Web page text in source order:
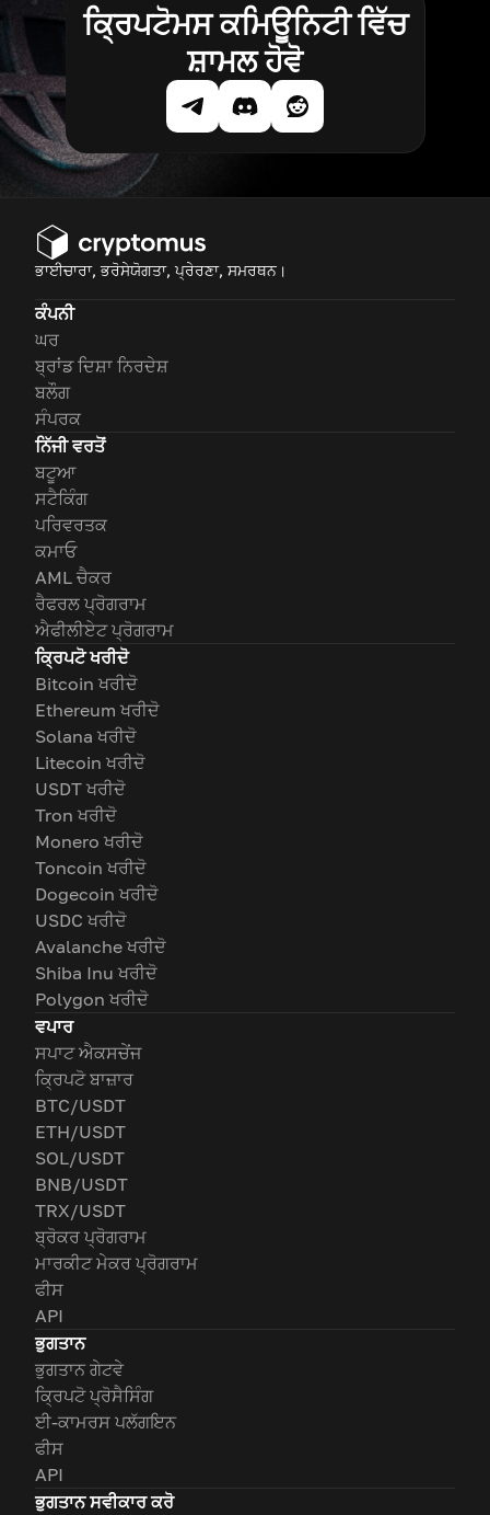
ਕ੍ਰਿਪਟੋਮਸ ਕਮਿਊਨਿਟੀ ਵਿੱਚ
ਸ਼ਾਮਲ ਹੋਵੋ
ਭਾਈਚਾਰਾ, ਭਰੋਸੇਯੋਗਤਾ, ਪ੍ਰੇਰਣਾ, ਸਮਰਥਨ।
ਕੰਪਨੀ
ਘਰ
ਬ੍ਰਾਂਡ ਦਿਸ਼ਾ ਨਿਰਦੇਸ਼
ਬਲੌਗ
ਸੰਪਰਕ
ਨਿੱਜੀ ਵਰਤੋਂ
ਬਟੂਆ
ਸਟੈਕਿੰਗ
ਪਰਿਵਰਤਕ
ਕਮਾਓ
AML ਚੈਕਰ
ਰੈਫਰਲ ਪ੍ਰੋਗਰਾਮ
ਐਫੀਲੀਏਟ ਪ੍ਰੋਗਰਾਮ
ਕ੍ਰਿਪਟੋ ਖਰੀਦੋ
Bitcoin ਖਰੀਦੋ
Ethereum ਖਰੀਦੋ
Solana ਖਰੀਦੋ
Litecoin ਖਰੀਦੋ
USDT ਖਰੀਦੋ
Tron ਖਰੀਦੋ
Monero ਖਰੀਦੋ
Toncoin ਖਰੀਦੋ
Dogecoin ਖਰੀਦੋ
USDC ਖਰੀਦੋ
Avalanche ਖਰੀਦੋ
Shiba Inu ਖਰੀਦੋ
Polygon ਖਰੀਦੋ
ਵਪਾਰ
ਸਪਾਟ ਐਕਸਚੇਂਜ
ਕ੍ਰਿਪਟੋ ਬਾਜ਼ਾਰ
BTC/USDT
ETH/USDT
SOL/USDT
BNB/USDT
TRX/USDT
ਬ੍ਰੋਕਰ ਪ੍ਰੋਗਰਾਮ
ਮਾਰਕੀਟ ਮੇਕਰ ਪ੍ਰੋਗਰਾਮ
ਫੀਸ
API
ਭੁਗਤਾਨ
ਭੁਗਤਾਨ ਗੇਟਵੇ
ਕ੍ਰਿਪਟੋ ਪ੍ਰੋਸੈਸਿੰਗ
ਈ-ਕਾਮਰਸ ਪਲੱਗਇਨ
ਫੀਸ
API
ਭੁਗਤਾਨ ਸਵੀਕਾਰ ਕਰੋ